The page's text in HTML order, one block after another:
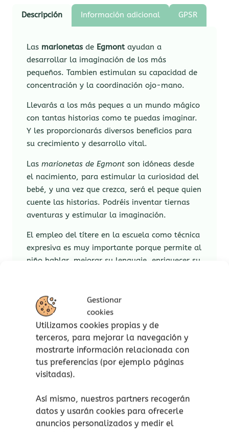
Gestionar
cookies
Utilizamos cookies propias y de
terceros, para mejorar la navegación y
mostrarte información relacionada con
tus preferencias (por ejemplo páginas
visitadas).
Así mismo, nuestros partners recogerán
datos y usarán cookies para ofrecerle
anuncios personalizados y medir el
Descripción Información adicional GPSR
Las marionetas de Egmontayudan a
desarrollar la imaginación de los más
pequeños. Tambien estimulan su capacidad de
concentración y la coordinación ojo-mano.
Llevarás a los más peques a un mundo mágico
con tantas historias como te puedas imaginar.
Y les proporcionarás diversos beneficios para
su crecimiento y desarrollo vital.
Lasmarionetas de Egmont son idóneas desde
el nacimiento, para estimular la curiosidad del
bebé, y una vez que crezca, será el peque quien
cuente las historias. Podréis inventar tiernas
aventuras y estimular la imaginación.
El empleo del títere en la escuela como técnica
expresiva es muy importante porque permite al
niño hablar, mejorar su lenguaje, enriquecer su
fabricar y manipular sus títeres.
¡Llevarás a los más peques a un mundo
mágico con tantas historias como te puedas
imaginar!
No esperes más para colocar tu mano en las
para inventar mil y un historias.
Lavado 30° ciclo delicado. Secadora no.